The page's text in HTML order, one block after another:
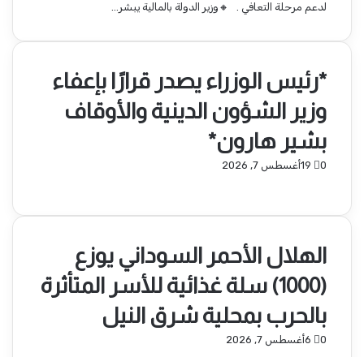
لدعم مرحلة التعافي . 🔸وزير الدولة بالمالية يبشر…
*رئيس الوزراء يصدر قرارًا بإعفاء
وزير الشؤون الدينية والأوقاف
بشير هارون*
أغسطس 7, 2026 0
الهلال الأحمر السوداني يوزع
(1000) سلة غذائية للأسر المتأثرة
بالحرب بمحلية شرق النيل
أغسطس 7, 2026 0